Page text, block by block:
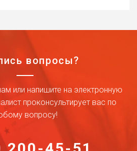
вопросы?
или напишите на электронную
проконсультирует вас по
вопросу!